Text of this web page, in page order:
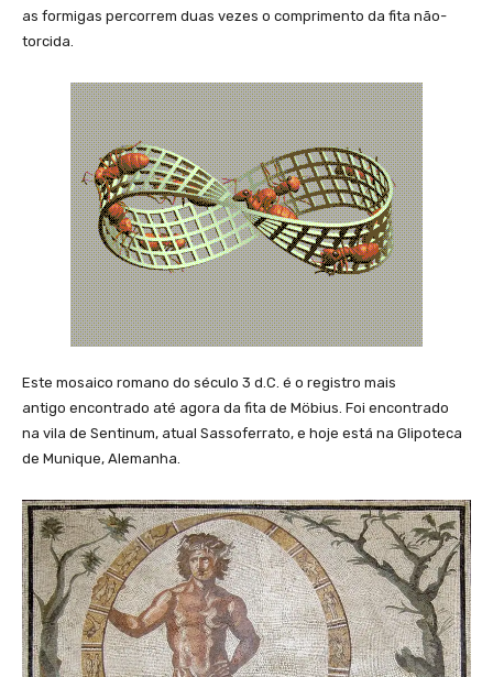
as formigas percorrem duas vezes o comprimento da fita não-
torcida.
Este mosaico romano do século 3 d.C. é o registro mais
antigo encontrado até agora da fita de Möbius. Foi encontrado
na vila de Sentinum, atual Sassoferrato, e hoje está na Glipoteca
de Munique, Alemanha.